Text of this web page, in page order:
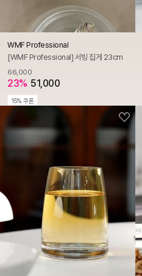
WMF Professional
[WMF Professional] 서빙 집게 23cm
66,000
23% 51,000
15% 쿠폰